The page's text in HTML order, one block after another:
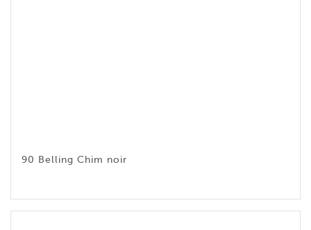
90 Belling Chim noir